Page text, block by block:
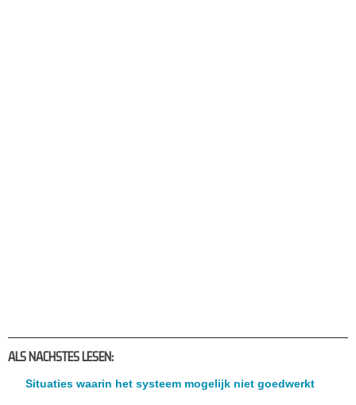
ALS NACHSTES LESEN:
Situaties waarin het systeem mogelijk niet goedwerkt